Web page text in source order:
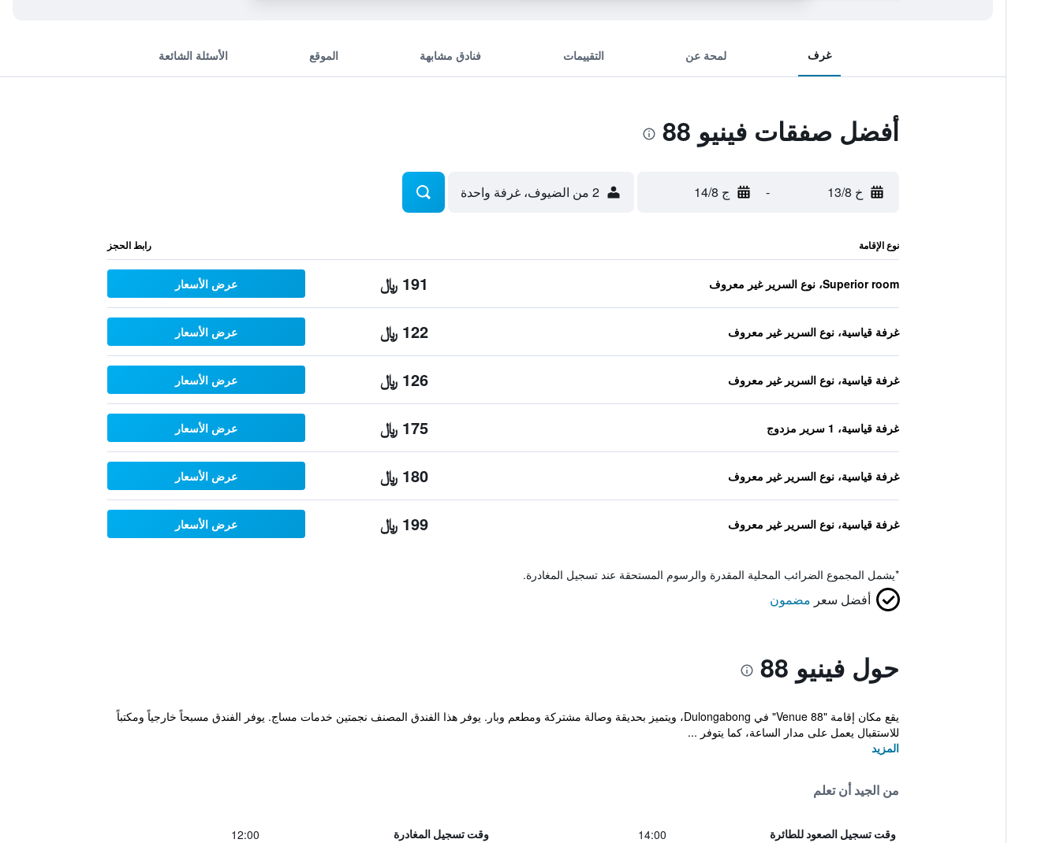
غرف لمحة عن التقييمات فنادق مشابهة الموقع الأسئلة الشائعة
أفضل صفقات فينيو 88
خ 13/8 - ج 14/8 2 من الضيوف، غرفة واحدة
نوع الإقامة رابط الحجز
Superior room، نوع السرير غير معروف 191 ﷼ عرض الأسعار
غرفة قياسية، نوع السرير غير معروف 122 ﷼ عرض الأسعار
غرفة قياسية، نوع السرير غير معروف 126 ﷼ عرض الأسعار
غرفة قياسية، 1 سرير مزدوج 175 ﷼ عرض الأسعار
غرفة قياسية، نوع السرير غير معروف 180 ﷼ عرض الأسعار
غرفة قياسية، نوع السرير غير معروف 199 ﷼ عرض الأسعار
*يشمل المجموع الضرائب المحلية المقدرة والرسوم المستحقة عند تسجيل المغادرة.
أفضل سعر مضمون
حول فينيو 88
يقع مكان إقامة "Venue 88" في Dulongabong، ويتميز بحديقة وصالة مشتركة ومطعم وبار. يوفر هذا الفندق المصنف نجمتين خدمات مساج. يوفر الفندق مسبحاً خارجياً ومكتباً
للاستقبال يعمل على مدار الساعة، كما يتوفر ...
المزيد
من الجيد أن تعلم
وقت تسجيل الصعود للطائرة 14:00 وقت تسجيل المغادرة 12:00